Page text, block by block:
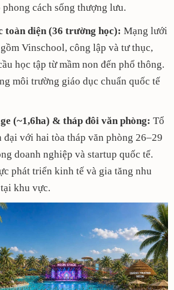
cách sống thượng lưu.
toàn diện (36 trường học): Mạng lưới
Vinschool, công lập và tư thục,
học tập từ mầm non đến phổ thông.
môi trường giáo dục chuẩn quốc tế
(~1,6ha) & tháp đôi văn phòng: Tổ
với hai tòa tháp văn phòng 26–29
doanh nghiệp và startup quốc tế.
phát triển kinh tế và gia tăng nhu
khu vực.